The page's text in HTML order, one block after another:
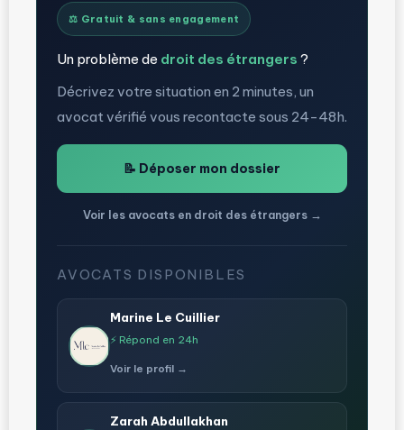
⚖️ Gratuit & sans engagement
Un problème de droit des étrangers ?
Décrivez votre situation en 2 minutes, un
avocat vérifié vous recontacte sous 24-48h.
📝 Déposer mon dossier
Voir les avocats en droit des étrangers →
AVOCATS DISPONIBLES
Marine Le Cuillier
⚡ Répond en 24h
Voir le profil →
Zarah Abdullakhan